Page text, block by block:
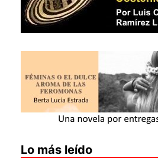
Lo más leído